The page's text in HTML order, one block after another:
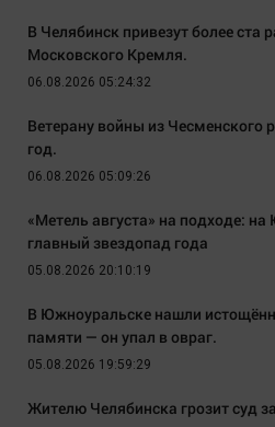
В Челябинск привезут более ста
Московского Кремля.
06.08.2026 05:24:32
Ветерану войны из Чесменского
год.
06.08.2026 05:09:26
«Метель августа» на подходе:
главный звездопад года
05.08.2026 20:10:19
В Южноуральске нашли
памяти — он упал в овраг.
05.08.2026 19:59:29
Жителю Челябинска грозит суд